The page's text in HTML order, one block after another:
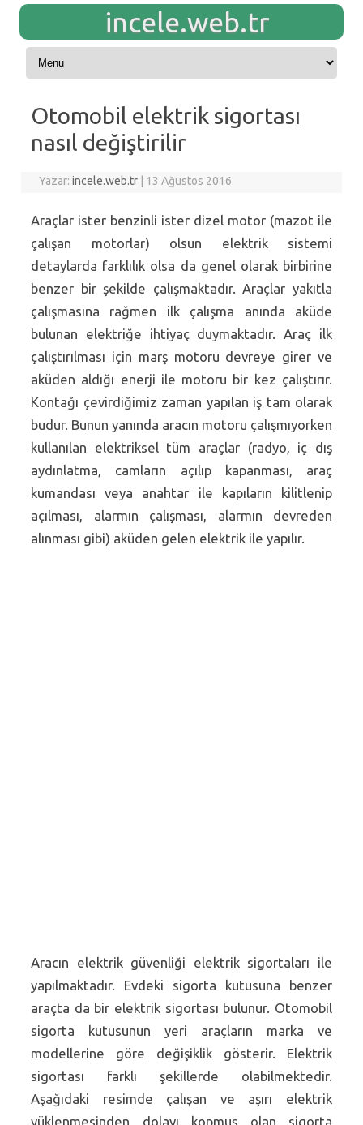
incele.web.tr
Skip to content
Otomobil elektrik sigortası
nasıl değiştirilir
Yazar:incele.web.tr 13 Ağustos 2016
Araçlar ister benzinli ister dizel motor (mazot ile
çalışan motorlar) olsun elektrik sistemi
detaylarda farklılık olsa da genel olarak birbirine
benzer bir şekilde çalışmaktadır. Araçlar yakıtla
çalışmasına rağmen ilk çalışma anında aküde
bulunan elektriğe ihtiyaç duymaktadır. Araç ilk
çalıştırılması için marş motoru devreye girer ve
aküden aldığı enerji ile motoru bir kez çalıştırır.
Kontağı çevirdiğimiz zaman yapılan iş tam olarak
budur. Bunun yanında aracın motoru çalışmıyorken
kullanılan elektriksel tüm araçlar (radyo, iç dış
aydınlatma, camların açılıp kapanması, araç
kumandası veya anahtar ile kapıların kilitlenip
açılması, alarmın çalışması, alarmın devreden
alınması gibi) aküden gelen elektrik ile yapılır.
Aracın elektrik güvenliği elektrik sigortaları ile
yapılmaktadır. Evdeki sigorta kutusuna benzer
araçta da bir elektrik sigortası bulunur. Otomobil
sigorta kutusunun yeri araçların marka ve
modellerine göre değişiklik gösterir. Elektrik
sigortası farklı şekillerde olabilmektedir.
Aşağıdaki resimde çalışan ve aşırı elektrik
yüklenmesinden dolayı kopmuş olan sigorta